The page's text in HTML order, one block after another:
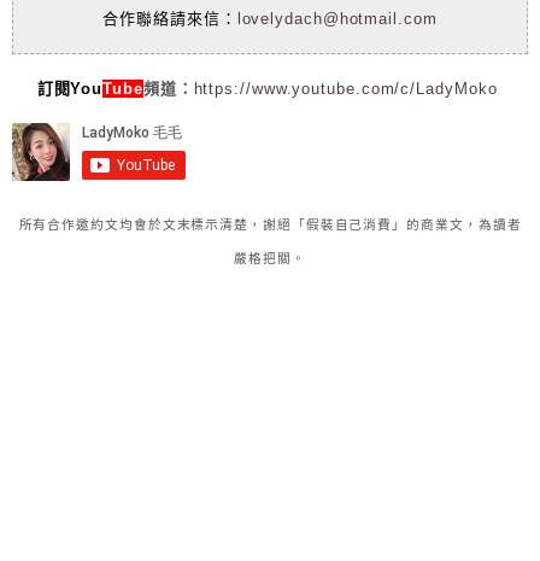
合作聯絡請來信： lovelydach@hotmail.com
訂閱YouTube頻道： https://www.youtube.com/c/LadyMoko
所有合作邀約文均會於文末標示清楚，謝絕「假裝自己消費」的商業文，為讀者
嚴格把關。